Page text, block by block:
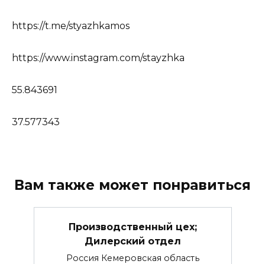
https://t.me/styazhkamos
https://www.instagram.com/stayzhka
55.843691
37.577343
Вам также может понравиться
Производственный цех;
Дилерский отдел
Россия Кемеровская область